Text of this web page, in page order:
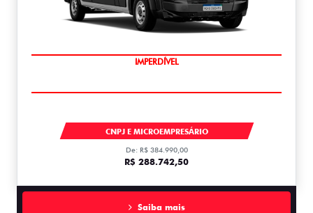
IMPERDÍVEL
CNPJ E MICROEMPRESÁRIO
De: R$ 384.990,00
R$ 288.742,50
Saiba mais